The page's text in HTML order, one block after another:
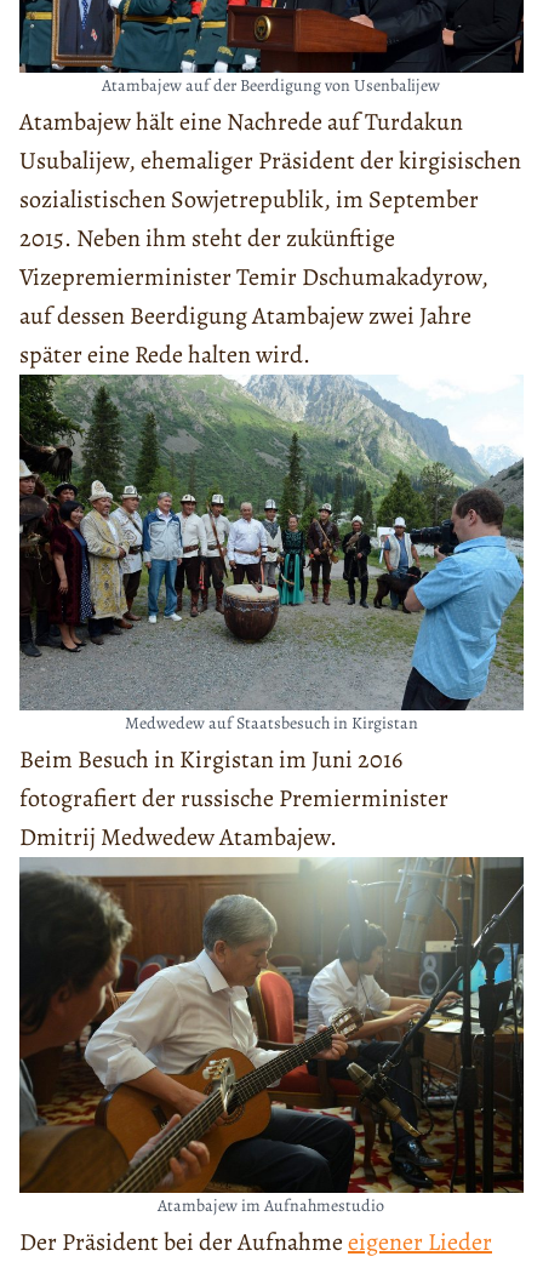
Atambajew auf der Beerdigung von Usenbalijew
Atambajew hält eine Nachrede auf Turdakun
Usubalijew, ehemaliger Präsident der kirgisischen
sozialistischen Sowjetrepublik, im September
2015. Neben ihm steht der zukünftige
Vizepremierminister Temir Dschumakadyrow,
auf dessen Beerdigung Atambajew zwei Jahre
später eine Rede halten wird.
Medwedew auf Staatsbesuch in Kirgistan
Beim Besuch in Kirgistan im Juni 2016
fotografiert der russische Premierminister
Dmitrij Medwedew Atambajew.
Atambajew im Aufnahmestudio
Der Präsident bei der Aufnahmeeigener Lieder